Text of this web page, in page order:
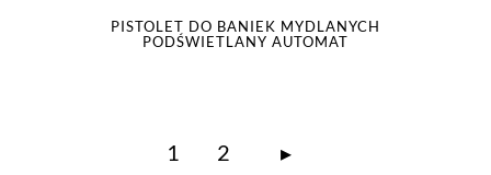
PISTOLET DO BANIEK MYDLANYCH
PODŚWIETLANY AUTOMAT
1 2 ▸